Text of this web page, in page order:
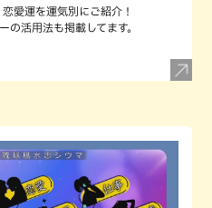
愛運を運気別にご紹介！
活用法も掲載してます。